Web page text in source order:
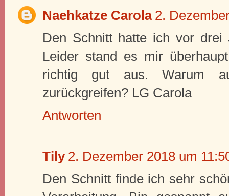
Naehkatze Carola 2.
Den Schnitt hatte ich vor drei
Leider stand es mir
richtig gut aus. Warum
zurückgreifen? LG Carola
Antworten
Tily 2. Dezember 2018 um
Den Schnitt finde ich sehr